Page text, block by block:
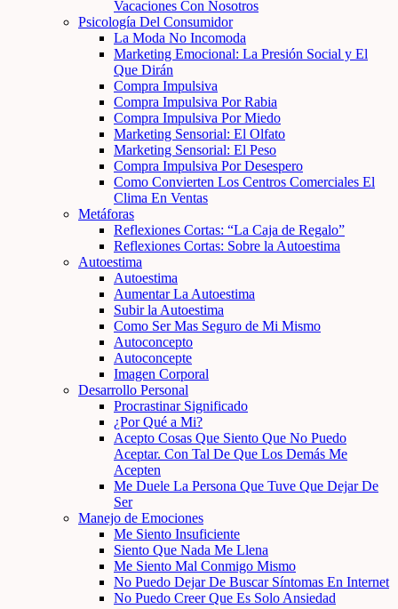
Vacaciones Con Nosotros
Psicología Del Consumidor
La Moda No Incomoda
Marketing Emocional: La Presión Social y El
Que Dirán
Compra Impulsiva
Compra Impulsiva Por Rabia
Compra Impulsiva Por Miedo
Marketing Sensorial: El Olfato
Marketing Sensorial: El Peso
Compra Impulsiva Por Desespero
Como Convierten Los Centros Comerciales El
Clima En Ventas
Metáforas
Reflexiones Cortas: “La Caja de Regalo”
Reflexiones Cortas: Sobre la Autoestima
Autoestima
Autoestima
Aumentar La Autoestima
Subir la Autoestima
Como Ser Mas Seguro de Mi Mismo
Autoconcepto
Autoconcepte
Imagen Corporal
Desarrollo Personal
Procrastinar Significado
¿Por Qué a Mi?
Acepto Cosas Que Siento Que No Puedo
Aceptar. Con Tal De Que Los Demás Me
Acepten
Me Duele La Persona Que Tuve Que Dejar De
Ser
Manejo de Emociones
Me Siento Insuficiente
Siento Que Nada Me Llena
Me Siento Mal Conmigo Mismo
No Puedo Dejar De Buscar Síntomas En Internet
No Puedo Creer Que Es Solo Ansiedad